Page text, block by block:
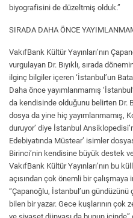
biyografisini de düzeltmiş olduk.”
SIRADA DAHA ÖNCE
VakıfBank Kültür Yayınları’nın
vurgulayan Dr. Bıyıklı, sırada
ilginç bilgiler içeren ‘İstanbul’un
Daha önce yayımlanmamış
da kendisinde olduğunu belirten Dr.
dosya da yine hiç yayımlanmamış,
duruyor’ diye İstanbul
Edebiyatında Müstear’ isimler
Birinci’nin kendisine büyük destek
VakıfBank Kültür Yayınları’nın bu
açısından çok önemli bir çalışmaya
“Çapanoğlu, İstanbul’un
bilen bir yazar. Gece kuşlarının çok